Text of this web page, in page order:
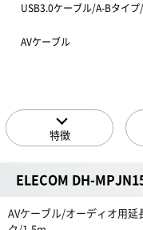
USB3.0ケーブル/A-Bタイ
AVケーブル
特徴
ELECOM DH-
AVケーブル/オーディオ用